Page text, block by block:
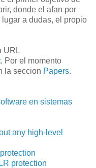
donde el afan por
a dudas, el propio
URL
. Por el momento
la seccion Papers.
en sistemas
any high-level
protection